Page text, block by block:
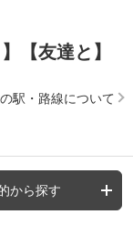
【友達と】
駅・路線について
から探す